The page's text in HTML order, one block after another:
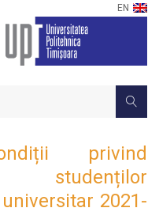
EN
privind
studenților
2021-